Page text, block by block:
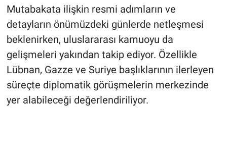
Mutabakata ilişkin resmi adımların ve
detayların önümüzdeki günlerde netleşmesi
beklenirken, uluslararası kamuoyu da
gelişmeleri yakından takip ediyor. Özellikle
Lübnan, Gazze ve Suriye başlıklarının ilerleyen
süreçte diplomatik görüşmelerin merkezinde
yer alabileceği değerlendiriliyor.